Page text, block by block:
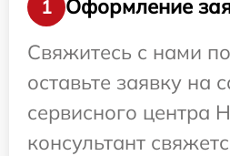
1
Оформление
Свяжитесь с нами
оставьте заявку на
сервисного центра
консультант